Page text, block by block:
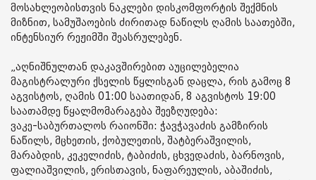
მოსახლეობისთვის ნაკლები დისკომფორტის შექმნის
მიზნით, სამუშაოების ძირითად ნაწილს ღამის საათებში,
ინტენსიურ რეჟიმში შეასრულებენ.
„აღნიშნულთან დაკავშირებით აუცილებელია
მაგისტრალური ქსელის წყლისგან დაცლა, რის გამოც 8
აგვისტოს, ღამის 01:00 საათიდან, 8 აგვისტოს 19:00
საათამდე წყალმომარაგება შეეზღუდება:
ვაკე-საბურთალოს რაიონში: ჭავჭავაძის გამზირის
ნაწილს, მცხეთის, ქობულეთის, შატბერაშვილის,
მარაბდის, კეკელიძის, ტაბიძის, ცხვედაძის, ბარნოვის,
ფალიაშვილის, ერისთავის, ნაფარეულის, აბაშიძის,